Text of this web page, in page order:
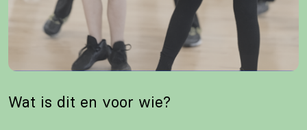
Wat is dit en voor wie?